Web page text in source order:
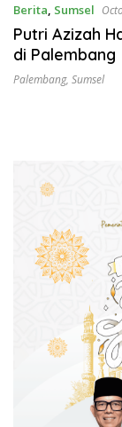
Berita, Sumsel
Putri Azizah
di Palembang
Palembang, Sumsel